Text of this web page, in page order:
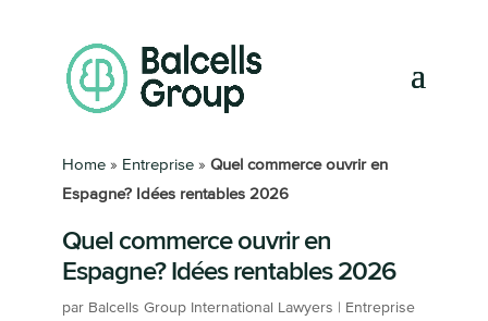
Home» Entreprise» Quel commerce ouvrir en
Espagne? Idées rentables 2026
Quel commerce ouvrir en
Espagne? Idées rentables 2026
par Balcells Group International Lawyers Entreprise